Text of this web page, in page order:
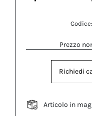
Codice:
Prezzo
Richiedi
Articolo in